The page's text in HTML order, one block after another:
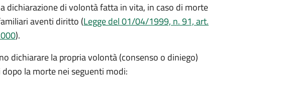
dichiarazione di volontà fatta in vita, in caso di morte
aventi diritto (Legge del 01/04/1999, n. 91, art.
).
dichiarare la propria volontà (consenso o diniego)
la morte nei seguenti modi: